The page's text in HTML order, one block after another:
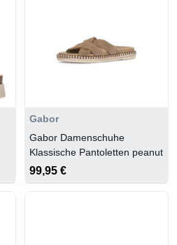
Gabor
Gabor Damenschuhe
Klassische Pantoletten peanut
99,95 €